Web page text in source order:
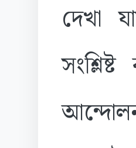
দেখা